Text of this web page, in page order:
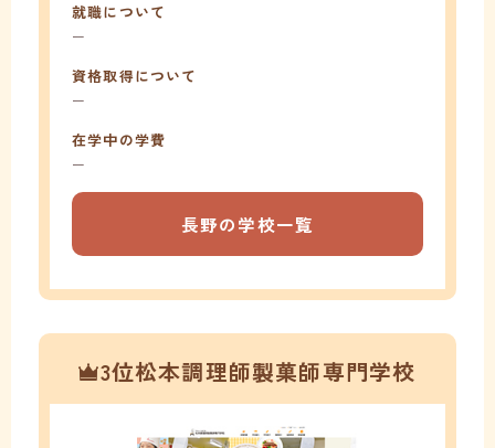
就職について
ー
資格取得について
ー
在学中の学費
ー
長野の学校一覧
3位松本調理師製菓師専門学校